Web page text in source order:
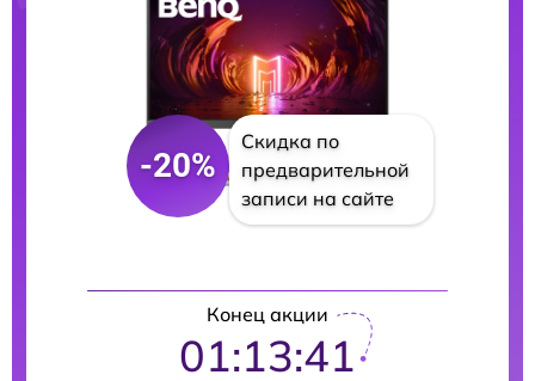
-20%
Скидка по
предварительной
записи на сайте
Конец акции
01:13:40